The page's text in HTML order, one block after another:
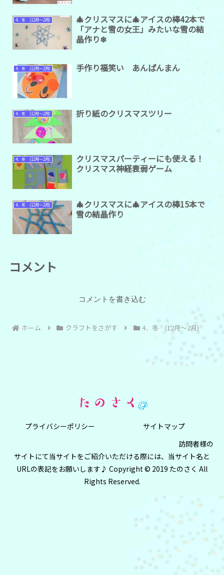
4．冬 (12月～2月)
🎄クリスマスに🎄アイスの棒42本で
「アナと雪の女王」みたいな雪の結
晶作り❄
4．冬 (12月～2月) 手作り福笑い あんぱんまん
4．冬 (12月～2月) 折り紙のクリスマスツリー
4．冬 (12月～2月)
クリスマスパーティーにも使える！
クリスマス神経衰弱ゲーム
4．冬 (12月～2月)
🎄クリスマスに🎄アイスの棒15本で
雪の結晶作り
コメント
コメントを書き込む
ホーム クラフトをさがす 4．冬 (12月～2月)
プライバシーポリシー
サイトマップ
訪問者様の
サイトにて当サイトをご紹介いただける際には、当サイト名と
URLの表記をお願いします♪ Copyright © 2019 たのさく All
Rights Reserved.